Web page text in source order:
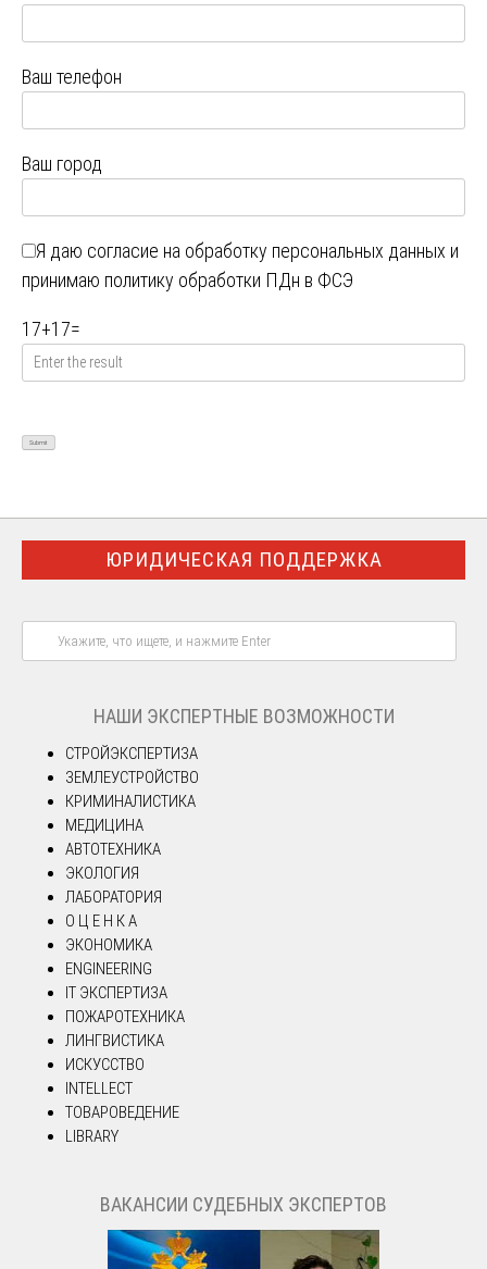
Ваш телефон
Ваш город
Я даю согласие на обработку персональных данных и
принимаю политику обработки ПДн в ФСЭ
17+17=
ЮРИДИЧЕСКАЯ ПОДДЕРЖКА
НАШИ ЭКСПЕРТНЫЕ ВОЗМОЖНОСТИ
СТРОЙЭКСПЕРТИЗА
ЗЕМЛЕУСТРОЙСТВО
КРИМИНАЛИСТИКА
МЕДИЦИНА
АВТОТЕХНИКА
ЭКОЛОГИЯ
ЛАБОРАТОРИЯ
О Ц Е Н К А
ЭКОНОМИКА
ENGINEERING
IT ЭКСПЕРТИЗА
ПОЖАРОТЕХНИКА
ЛИНГВИСТИКА
ИСКУССТВО
INTELLECT
ТОВАРОВЕДЕНИЕ
LIBRARY
ВАКАНСИИ СУДЕБНЫХ ЭКСПЕРТОВ